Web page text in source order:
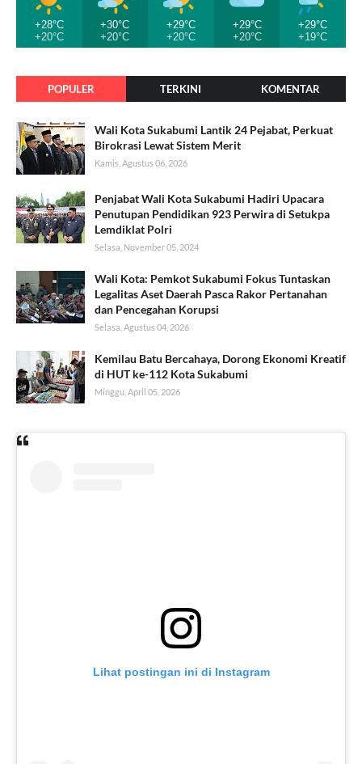
+28°C
+20°C
+30°C
+20°C
+29°C
+20°C
+29°C
+20°C
+29°C
+19°C
POPULER TERKINI KOMENTAR
Wali Kota Sukabumi Lantik 24 Pejabat, Perkuat
Birokrasi Lewat Sistem Merit
Kamis, Agustus 06, 2026
Penjabat Wali Kota Sukabumi Hadiri Upacara
Penutupan Pendidikan 923 Perwira di Setukpa
Lemdiklat Polri
Selasa, November 05, 2024
Wali Kota: Pemkot Sukabumi Fokus Tuntaskan
Legalitas Aset Daerah Pasca Rakor Pertanahan
dan Pencegahan Korupsi
Selasa, Agustus 04, 2026
Kemilau Batu Bercahaya, Dorong Ekonomi Kreatif
di HUT ke-112 Kota Sukabumi
Minggu, April 05, 2026
Lihat postingan ini di Instagram